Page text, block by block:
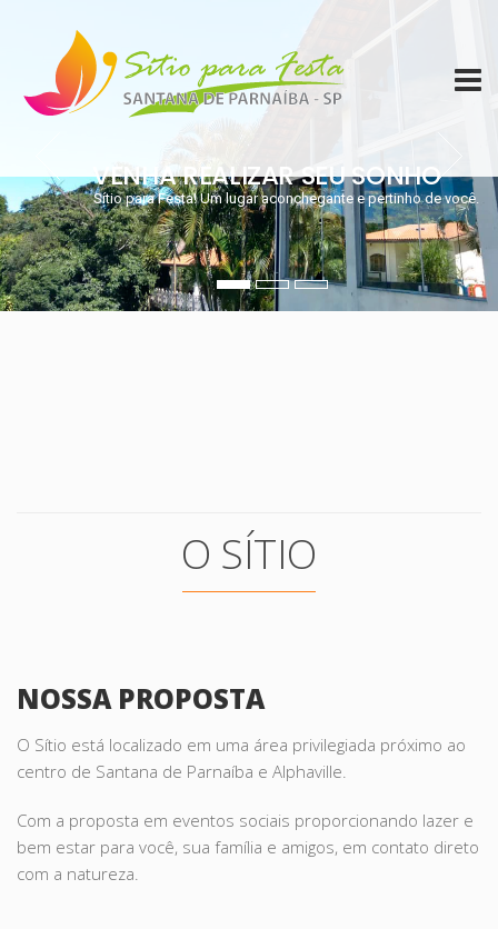
VENHA REALIZAR SEU SONHO
Sítio para Festa! Um lugar aconchegante e pertinho de você.
O SÍTIO
NOSSA PROPOSTA
O Sítio está localizado em uma área privilegiada próximo ao
centro de Santana de Parnaíba e Alphaville.
Com a proposta em eventos sociais proporcionando lazer e
bem estar para você, sua família e amigos, em contato direto
com a natureza.